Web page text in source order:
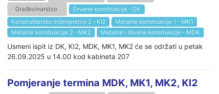
Građevinarstvo
Drvene konstrukcije - DK
Konstruktersko inženjerstvo 2 - KI2
Metalne konstrukcije 1 - MK1
Metalne konstrukcije 2 - MK2
Metalne i drvene konstrukcije - MDK
Usmeni ispit iz DK, KI2, MDK, MK1, MK2 će se održati u petak
26.09.2025 u 14.00 kod kabineta 207
Pomjeranje termina MDK, MK1, MK2, KI2